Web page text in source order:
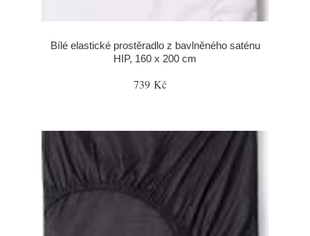
Bílé elastické prostěradlo z bavlněného saténu
HIP, 160 x 200 cm
739 Kč